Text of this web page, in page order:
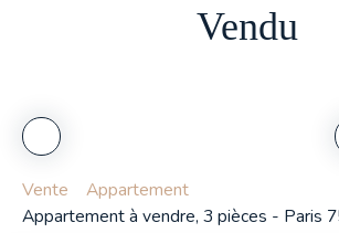
Vendu
Vente
Appartement
Appartement à vendre, 3 pièces - Paris